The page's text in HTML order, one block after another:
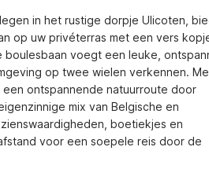
in het rustige dorpje Ulicoten,
op uw privéterras met een vers
voegt een leuke,
op twee wielen verkennen.
ontspannende natuurroute door
mix van Belgische en
boetiekjes en
voor een soepele reis door de